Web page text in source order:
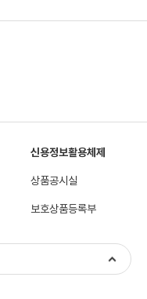
신용정보활용체제
상품공시실
보호상품등록부